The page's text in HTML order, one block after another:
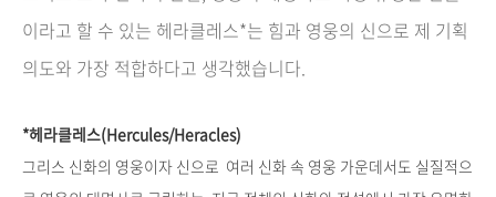
이라고 할 수 있는 헤라클레스*는 힘과 영웅의 신으로 제 기획
의도와 가장 적합하다고 생각했습니다.
*헤라클레스(Hercules/Heracles)
그리스 신화의 영웅이자 신으로 여러 신화 속 영웅 가운데서도 실질적으